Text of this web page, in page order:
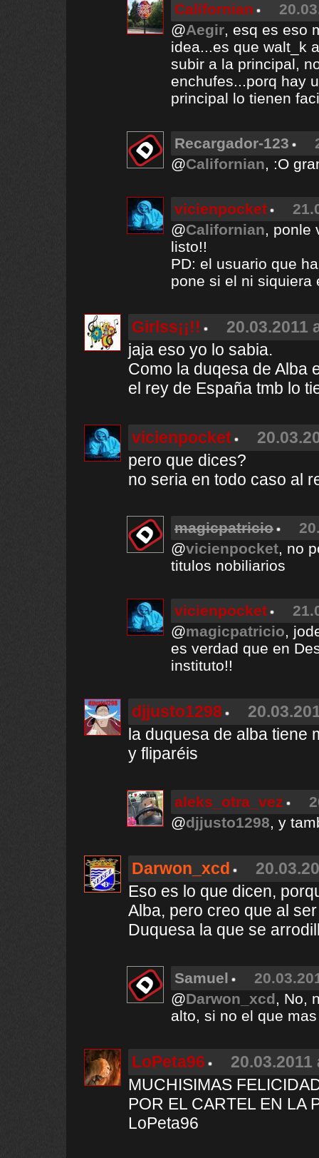
Californian
@Aegir, esq es eso
idea...es que walt_k
subir a la principal,
enchufes...porq hay
principal lo tienen
Recargador-123
@Californian, :O
vicienpocket
@Californian, ponle
listo!!
PD: el usuario que
pone si el ni siquiera
Girlss¡¡!!
20.03.2011
jaja eso yo lo sabia.
Como la duqesa de Alba
el rey de España tmb lo
vicienpocket
pero que dices?
no seria en todo caso al
magicpatricio
@vicienpocket, no
titulos nobiliarios
vicienpocket
@magicpatricio,
es verdad que en
instituto!!
djjusto1298
la duquesa de alba tiene
y fliparéis
aleks_otra_vez
@djjusto1298, y
Darwon_xcd
Eso es lo que dicen,
Alba, pero creo que al
Duquesa la que se
Samuel
@Darwon_xcd, No,
alto, si no el que
LoPeta96
MUCHISIMAS
POR EL CARTEL EN LA
LoPeta96